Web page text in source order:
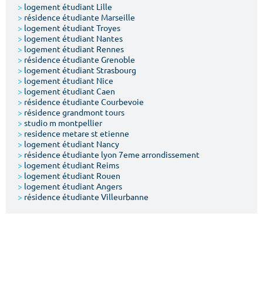
Type de location
Votre date d'entrée
> logement étudiant Lille
> résidence étudiante Marseille
> logement étudiant Troyes
> logement étudiant Nantes
> logement étudiant Rennes
> résidence étudiante Grenoble
> logement étudiant Strasbourg
> logement étudiant Nice
> logement étudiant Caen
> résidence étudiante Courbevoie
> résidence grandmont tours
> studio m montpellier
> residence metare st etienne
> logement étudiant Nancy
> résidence étudiante lyon 7eme arrondissement
> logement étudiant Reims
> logement étudiant Rouen
> logement étudiant Angers
> résidence étudiante Villeurbanne